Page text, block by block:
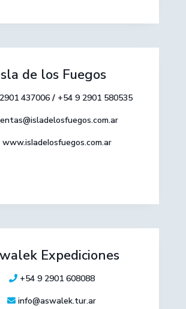
de los Fuegos
437006/ +54 9 2901 580535
www.isIadeIosfuegos.com.ar
Expediciones
+54 9 2901 608088
info@aswalek.tur.ar